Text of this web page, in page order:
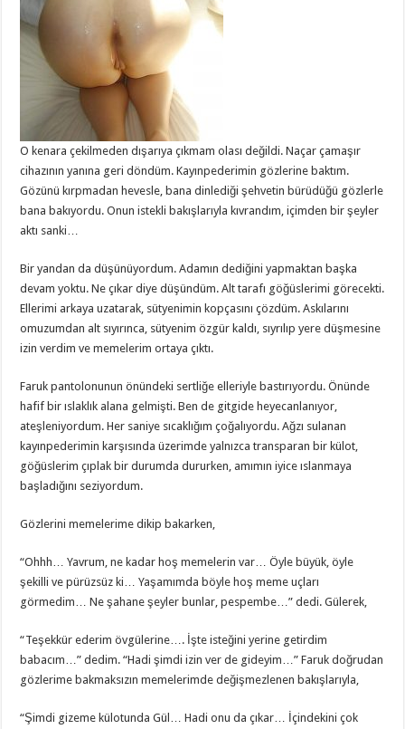
O kenara çekilmeden dışarıya çıkmam olası değildi. Naçar çamaşır
cihazının yanına geri döndüm. Kayınpederimin gözlerine baktım.
Gözünü kırpmadan hevesle, bana dinlediği şehvetin bürüdüğü gözlerle
bana bakıyordu. Onun istekli bakışlarıyla kıvrandım, içimden bir şeyler
aktı sanki…
Bir yandan da düşünüyordum. Adamın dediğini yapmaktan başka
devam yoktu. Ne çıkar diye düşündüm. Alt tarafı göğüslerimi görecekti.
Ellerimi arkaya uzatarak, sütyenimin kopçasını çözdüm. Askılarını
omuzumdan alt sıyırınca, sütyenim özgür kaldı, sıyrılıp yere düşmesine
izin verdim ve memelerim ortaya çıktı.
Faruk pantolonunun önündeki sertliğe elleriyle bastırıyordu. Önünde
hafif bir ıslaklık alana gelmişti. Ben de gitgide heyecanlanıyor,
ateşleniyordum. Her saniye sıcaklığım çoğalıyordu. Ağzı sulanan
kayınpederimin karşısında üzerimde yalnızca transparan bir külot,
göğüslerim çıplak bir durumda dururken, amımın iyice ıslanmaya
başladığını seziyordum.
Gözlerini memelerime dikip bakarken,
“Ohhh… Yavrum, ne kadar hoş memelerin var… Öyle büyük, öyle
şekilli ve pürüzsüz ki… Yaşamımda böyle hoş meme uçları
görmedim… Ne şahane şeyler bunlar, pespembe…” dedi. Gülerek,
“Teşekkür ederim övgülerine…. İşte isteğini yerine getirdim
babacım…” dedim. “Hadi şimdi izin ver de gideyim…” Faruk doğrudan
gözlerime bakmaksızın memelerimde değişmezlenen bakışlarıyla,
“Şimdi gizeme külotunda Gül… Hadi onu da çıkar… İçindekini çok